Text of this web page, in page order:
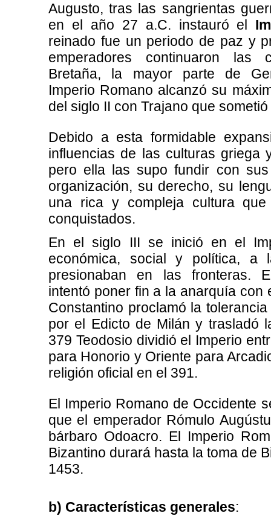
Augusto, tras las sangrientas
en el año 27 a.C. instauró el
reinado fue un periodo de paz y
emperadores continuaron las
Bretaña, la mayor parte de
Imperio Romano alcanzó su
del siglo II con Trajano que
Debido a esta formidable
influencias de las culturas griega
pero ella las supo fundir con
organización, su derecho, su
una rica y compleja cultura
conquistados.
En el siglo III se inició en el
económica, social y política, a
presionaban en las fronteras.
intentó poner fin a la anarquía con
Constantino proclamó la
por el Edicto de Milán y trasladó
379 Teodosio dividió el Imperio
para Honorio y Oriente para
religión oficial en el 391.
El Imperio Romano de Occidente
que el emperador Rómulo
bárbaro Odoacro. El Imperio
Bizantino durará hasta la toma de
1453.
b) Características generales: